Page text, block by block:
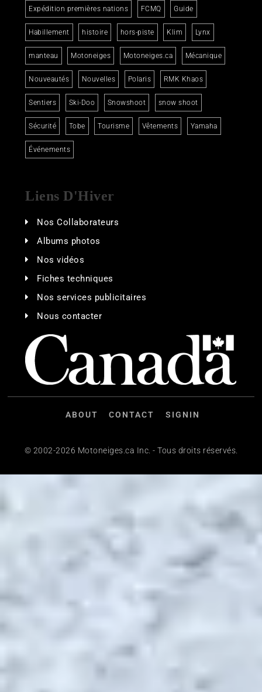
Expédition premières nations FCMQ Guide
Habillement histoire hors-piste Klim Lynx
manteau Motoneiges Motoneiges.ca Mécanique
Nouveautés Nouvelles Polaris RMK Khaos
Sentiers Ski-Doo Snowshoot snow shoot
Sécurité Tobe Tourisme Vêtements Yamaha
Événements
Liens D'Hiver
Nos Collaborateurs
Albums photos
Nos vidéos
Fiches techniques
Nos services publicitaires
Nous contacter
ABOUT CONTACT SIGNIN
© 2002-2026 Motoneiges.ca Inc. - Tous droits réservés.